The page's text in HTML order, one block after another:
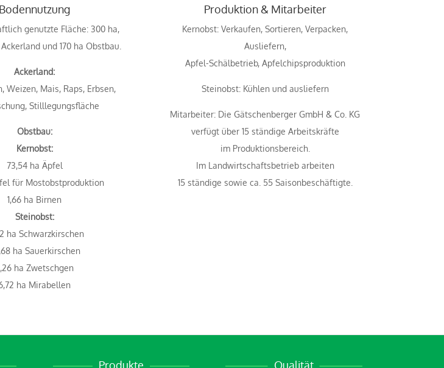
Bodennutzung
genutzte Fläche: 300 ha,
und 170 ha Obstbau.
Ackerland:
Weizen, Mais, Raps, Erbsen,
Stilllegungsfläche
Obstbau:
Kernobst:
73,54 ha Äpfel
für Mostobstproduktion
1,66 ha Birnen
Steinobst:
ha Schwarzkirschen
ha Sauerkirschen
ha Zwetschgen
ha Mirabellen
Produktion & Mitarbeiter
Kernobst: Verkaufen, Sortieren, Verpacken,
Ausliefern,
Apfel-Schälbetrieb, Apfelchipsproduktion
Steinobst: Kühlen und ausliefern
Mitarbeiter: Die Gätschenberger GmbH & Co. KG
verfügt über 15 ständige Arbeitskräfte
im Produktionsbereich.
Im Landwirtschaftsbetrieb arbeiten
15 ständige sowie ca. 55 Saisonbeschäftigte.
Produkte Qualität